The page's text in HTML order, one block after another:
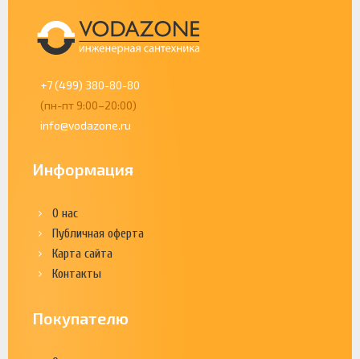
+7 (499) 380-80-80
(пн-пт 9:00–20:00)
info@vodazone.ru
Информация
О нас
Публичная оферта
Карта сайта
Контакты
Покупателю